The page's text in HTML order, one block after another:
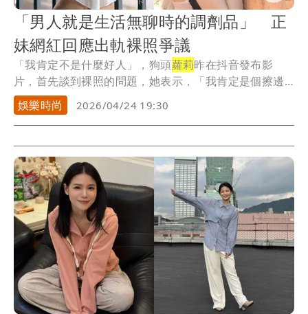
「男人就是生活無聊時的調劑品」 正
妹網紅回應出軌裸照爭議
「我肯定不是什麼好人」，狗頭蘿莉昨在抖音發布影
片，首先談到裸照的問題，她表示，「我肯定是個擦邊
大網紅...
娛樂時尚 2026/04/24 19:30